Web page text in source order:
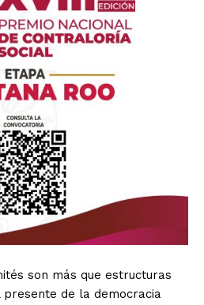
son más que estructuras
de la democracia